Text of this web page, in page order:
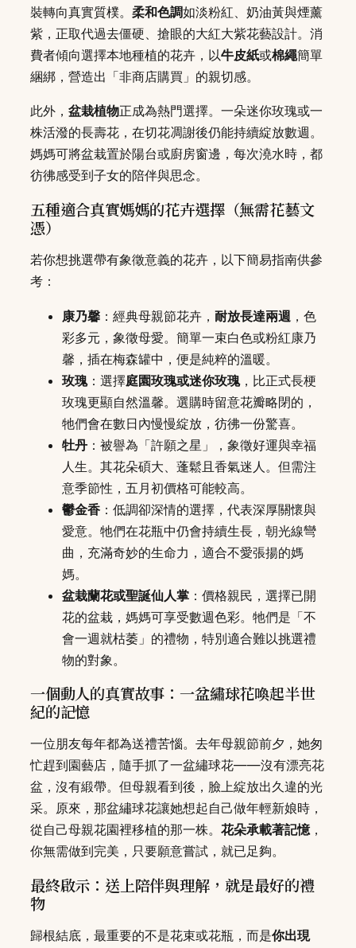
裝轉向真實質樸。 柔和色調如淡粉紅、奶油黃與煙薰
紫，正取代過去僵硬、搶眼的大紅大紫花藝設計。消
費者傾向選擇本地種植的花卉，以牛皮紙或棉繩簡單
綑綁，營造出「非商店購買」的親切感。
此外， 盆栽植物正成為熱門選擇。一朵迷你玫瑰或一
株活潑的長壽花，在切花凋謝後仍能持續綻放數週。
媽媽可將盆栽置於陽台或廚房窗邊，每次澆水時，都
彷彿感受到子女的陪伴與思念。
五種適合真實媽媽的花卉選擇（無需花藝文
憑）
若你想挑選帶有象徵意義的花卉，以下簡易指南供參
考：
康乃馨 ：經典母親節花卉， 耐放長達兩週 ，色
彩多元，象徵母愛。簡單一束白色或粉紅康乃
馨，插在梅森罐中，便是純粹的溫暖。
玫瑰：選擇庭園玫瑰或迷你玫瑰，比正式長梗
玫瑰更顯自然溫馨。選購時留意花瓣略閉的，
牠們會在數日內慢慢綻放，彷彿一份驚喜。
牡丹 ：被譽為「許願之星」，象徵好運與幸福
人生。其花朵碩大、蓬鬆且香氣迷人。但需注
意季節性，五月初價格可能較高。
鬱金香 ：低調卻深情的選擇，代表深厚關懷與
愛意。牠們在花瓶中仍會持續生長，朝光線彎
曲，充滿奇妙的生命力，適合不愛張揚的媽
媽。
盆栽蘭花或聖誕仙人掌 ：價格親民，選擇已開
花的盆栽，媽媽可享受數週色彩。牠們是「不
會一週就枯萎」的禮物，特別適合難以挑選禮
物的對象。
一個動人的真實故事：一盆繡球花喚起半世
紀的記憶
一位朋友每年都為送禮苦惱。去年母親節前夕，她匆
忙趕到園藝店，隨手抓了一盆繡球花——沒有漂亮花
盆，沒有緞帶。但母親看到後，臉上綻放出久違的光
采。原來，那盆繡球花讓她想起自己做年輕新娘時，
從自己母親花園裡移植的那一株。 花朵承載著記憶，
你無需做到完美，只要願意嘗試，就已足夠。
最終啟示：送上陪伴與理解，就是最好的禮
物
歸根結底，最重要的不是花束或花瓶，而是你出現